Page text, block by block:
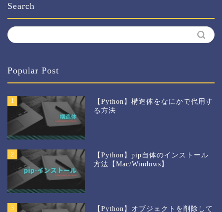
Search
Popular Post
1
【Python】構造体をなにかで代用す
る方法
2
【Python】pip自体のインストール
方法【Mac/Windows】
3 【Python】オブジェクトを削除して